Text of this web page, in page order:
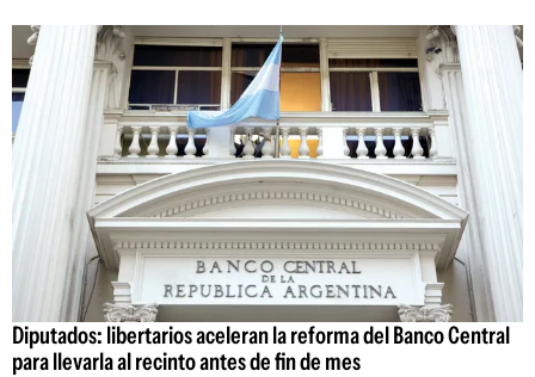
Diputados: libertarios aceleran la reforma del Banco Central
para llevarla al recinto antes de fin de mes